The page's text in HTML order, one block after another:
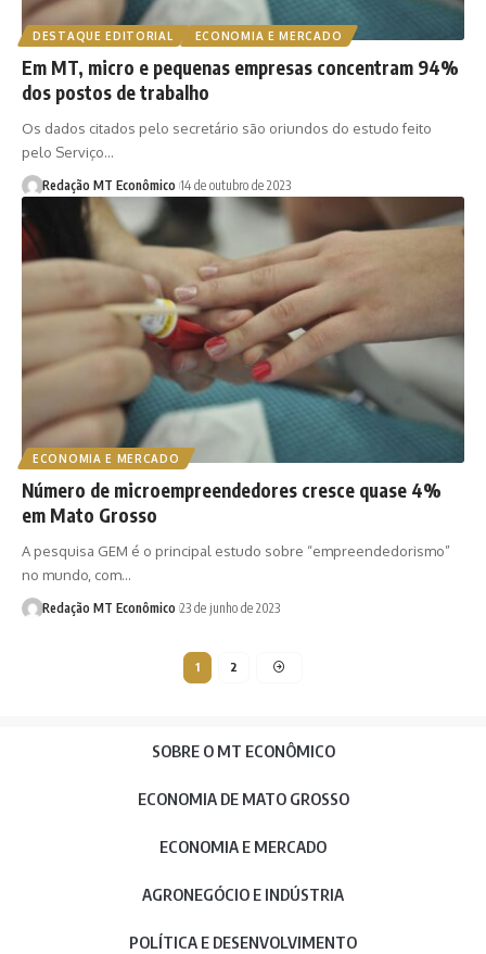
DESTAQUE EDITORIAL ECONOMIA E MERCADO
Em MT, micro e pequenas empresas concentram 94%
dos postos de trabalho
Os dados citados pelo secretário são oriundos do estudo feito
pelo Serviço…
Redação MT Econômico 14 de outubro de 2023
ECONOMIA E MERCADO
Número de microempreendedores cresce quase 4%
em Mato Grosso
A pesquisa GEM é o principal estudo sobre “empreendedorismo”
no mundo, com…
Redação MT Econômico 23 de junho de 2023
1 2
SOBRE O MT ECONÔMICO
ECONOMIA DE MATO GROSSO
ECONOMIA E MERCADO
AGRONEGÓCIO E INDÚSTRIA
POLÍTICA E DESENVOLVIMENTO